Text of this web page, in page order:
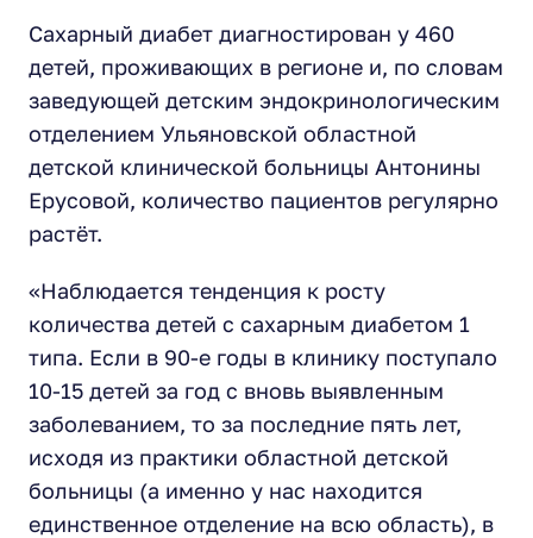
Сахарный диабет диагностирован у 460
детей, проживающих в регионе и, по словам
заведующей детским эндокринологическим
отделением Ульяновской областной
детской клинической больницы Антонины
Ерусовой, количество пациентов регулярно
растёт.
«Наблюдается тенденция к росту
количества детей с сахарным диабетом 1
типа. Если в 90-е годы в клинику поступало
10-15 детей за год с вновь выявленным
заболеванием, то за последние пять лет,
исходя из практики областной детской
больницы (а именно у нас находится
единственное отделение на всю область), в